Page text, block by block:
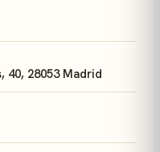
40, 28053 Madrid